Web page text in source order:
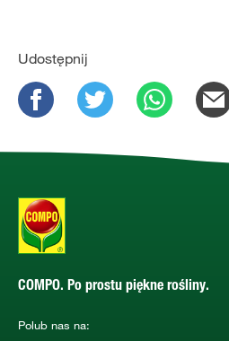
Udostępnij
COMPO. Po prostu piękne rośliny.
Polub nas na: